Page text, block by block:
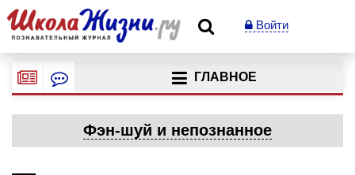
Войти
ГЛАВНОЕ
Фэн-шуй и непознанное